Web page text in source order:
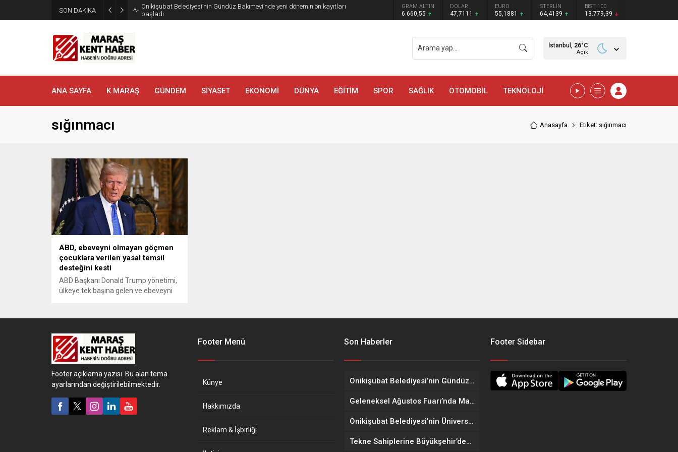
SON DAKİKA
Onikişubat Belediyesi’nin Gündüz Bakımevi’nde yeni dönemin ön kayıtları
başladı
GRAM ALTIN
6.660,55
DOLAR
47,7111
EURO
55,1881
STERLİN
64,4139
BIST 100
13.779,39
İstanbul, 26°C
Açık
ANA SAYFA K.MARAŞ GÜNDEM SİYASET EKONOMİ DÜNYA EĞİTİM SPOR SAĞLIK OTOMOBİL TEKNOLOJİ
sığınmacı Anasayfa Etiket: sığınmacı
ABD, ebeveyni olmayan göçmen
çocuklara verilen yasal temsil
desteğini kesti
ABD Başkanı Donald Trump yönetimi,
ülkeye tek başına gelen ve ebeveyni
ayrılan fonların kesildiğini duyurdu.
Footer açıklama yazısı. Bu alan tema
ayarlarından değiştirilebilmektedir.
Footer Menü
Künye
Hakkımızda
Reklam & İşbirliği
Son Haberler
Onikişubat Belediyesi’nin Gündüz Bakımevi’nde yeni dönemin ön kayıtları başladı
Geleneksel Ağustos Fuarı’nda Madrigal Coşkusu
Onikişubat Belediyesi’nin Üniversite Hazırlık Kursu başvurularında son gün 7 Ağustos
Tekne Sahiplerine Büyükşehir’den Kritik Uyarı; Belgelerinizi Kontrol Edin!
Footer Sidebar